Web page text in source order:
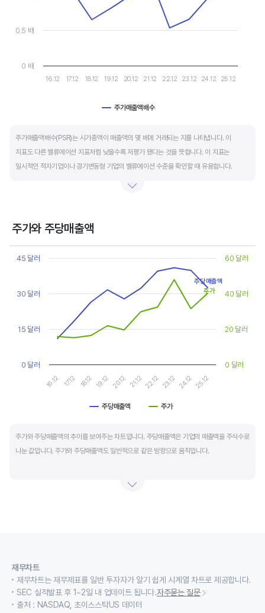
부채비율, 차입금 비중, 주가순자산배수 등을 판단하는 것이 좋습니다.
주가매출액배수
16.12 17.12 18.12 19.12 20.12 21.12 22.12 23.12 24.12 25.12
0 배
0.5 배
주가매출액배수(PSR)는 시가총액이 매출액의 몇 배에 거래되는 지를 나타냅니다. 이
지표도 다른 밸류에이션 지표처럼 낮을수록 저평가 됐다는 것을 뜻합니다. 이 지표는
일시적인 적자기업이나 경기변동형 기업의 밸류에이션 수준을 확인할 때 유용합니다.
주가와 주당매출액
Chart
Line chart with 2 lines.
The chart has 1 X axis displaying categories.
The chart has 2 Y axes displaying values, and values.
주당매출액 주가
16.12 17.12 18.12 19.12 20.12 21.12 22.12 23.12 24.12 25.12
0 달러
15 달러
30 달러
45 달러
0 달러
20 달러
40 달러
60 달러
주당매출액
주가
주가와 주당매출액의 추이를 보여주는 차트입니다. 주당매출액은 기업의 매출액을 주식수로
나눈 값입니다. 주가와 주당매출액도 일반적으로 같은 방향으로 움직입니다.
재무차트
재무차트는 재무제표를 일반 투자자가 알기 쉽게 시계열 차트로 제공합니다.
SEC 실적발표 후 1~2일 내 업데이트 됩니다.자주묻는 질문
출처 : NASDAQ, 초이스스탁US 데이터